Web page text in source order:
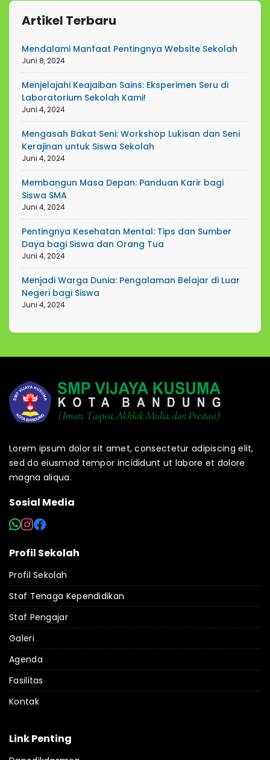
Artikel Terbaru
Mendalami Manfaat Pentingnya Website Sekolah
Juni 8, 2024
Menjelajahi Keajaiban Sains: Eksperimen Seru di
Laboratorium Sekolah Kami!
Juni 4, 2024
Mengasah Bakat Seni: Workshop Lukisan dan Seni
Kerajinan untuk Siswa Sekolah
Juni 4, 2024
Membangun Masa Depan: Panduan Karir bagi
Siswa SMA
Juni 4, 2024
Pentingnya Kesehatan Mental: Tips dan Sumber
Daya bagi Siswa dan Orang Tua
Juni 4, 2024
Menjadi Warga Dunia: Pengalaman Belajar di Luar
Negeri bagi Siswa
Juni 4, 2024
Lorem ipsum dolor sit amet, consectetur adipiscing elit,
sed do eiusmod tempor incididunt ut labore et dolore
magna aliqua.
Sosial Media
Profil Sekolah
Profil Sekolah
Staf Tenaga Kependidikan
Staf Pengajar
Galeri
Agenda
Fasilitas
Kontak
Link Penting